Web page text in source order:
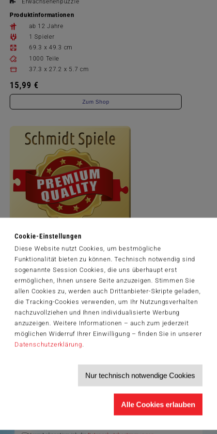
Cookie-Einstellungen
Diese Website nutzt Cookies, um bestmögliche
Funktionalität bieten zu können. Technisch notwendig sind
sogenannte Session Cookies, die uns überhaupt erst
ermöglichen, Ihnen unsere Seite anzuzeigen. Stimmen Sie
allen Cookies zu, werden auch Drittanbieter-Skripte geladen,
die Tracking-Cookies verwenden, um Ihr Nutzungsverhalten
nachzuvollziehen und Ihnen individualisierte Werbung
anzuzeigen. Weitere Informationen – auch zum jederzeit
möglichen Widerruf Ihrer Einwilligung – finden Sie in unserer
Datenschutzerklärung.
Nur technisch notwendige Cookies
Alle Cookies erlauben
Erwachsenenpuzzle
Produktinformationen
ab 12 Jahre
1 Spieler
69.3 x 49.3 cm
1000 Teile
37.3 x 27.2 x 5.7 cm
15,99 €
Zum Shop
Artikelnummer: 58882
© 2025 Aimee Stewart. Licensed by MGL. www.mglart.com
Der Schmidt-Spiele-Newsletter
Jetzt anmelden und 5€ Willkommensrabatt sichern
Bleiben Sie auf dem Laufenden zu Neuheiten, Trends und aktuellen
Themen rund um Schmidt
Produktneuheiten und Sortimentserweiterungen
Informationen zu Veranstaltungen und Aktionen
Service-Informationen, z.B. zur Ersatzteilversorgung
Ich möchte den Schmidt-Spiele-Newsletter erhalten. Die Abmeldung ist